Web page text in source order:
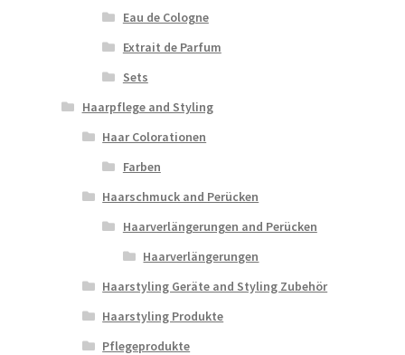
Eau de Cologne
Extrait de Parfum
Sets
Haarpflege and Styling
Haar Colorationen
Farben
Haarschmuck and Perücken
Haarverlängerungen and Perücken
Haarverlängerungen
Haarstyling Geräte and Styling Zubehör
Haarstyling Produkte
Pflegeprodukte